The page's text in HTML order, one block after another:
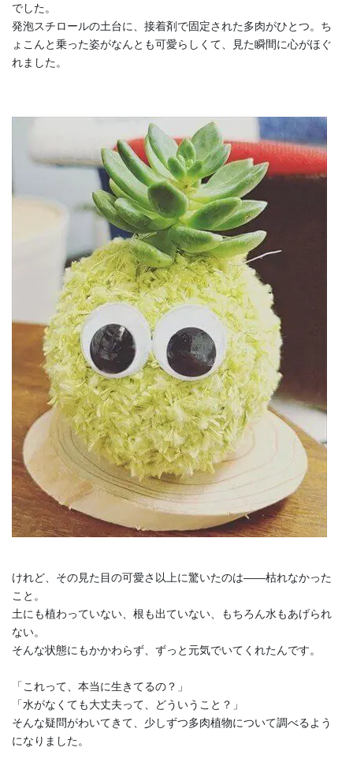
でした。
発泡スチロールの土台に、接着剤で固定された多肉がひとつ。ち
ょこんと乗った姿がなんとも可愛らしくて、見た瞬間に心がほぐ
れました。
けれど、その見た目の可愛さ以上に驚いたのは――枯れなかった
こと。
土にも植わっていない、根も出ていない、もちろん水もあげられ
ない。
そんな状態にもかかわらず、ずっと元気でいてくれたんです。
「これって、本当に生きてるの？」
「水がなくても大丈夫って、どういうこと？」
そんな疑問がわいてきて、少しずつ多肉植物について調べるよう
になりました。